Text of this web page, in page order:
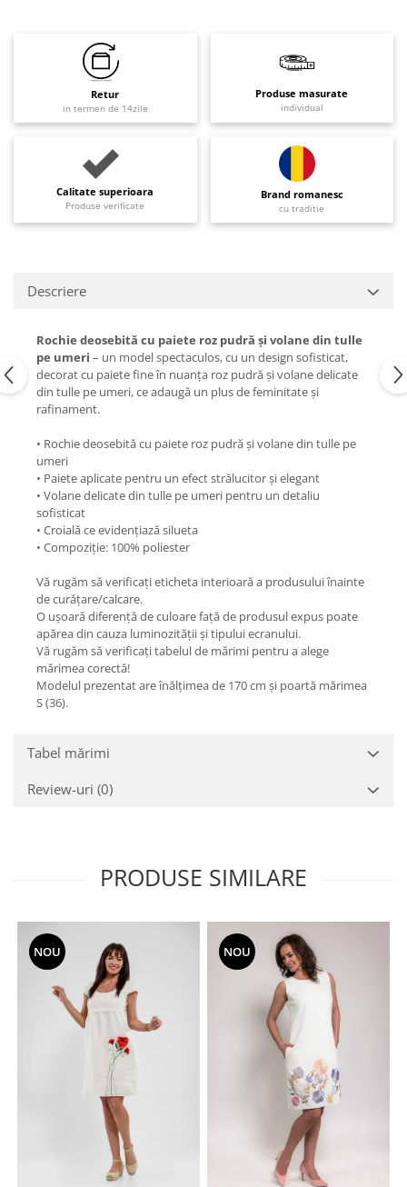
Retur
in termen de 14zile
Produse masurate
individual
Calitate superioara
Produse verificate
Brand romanesc
cu traditie
Descriere
Rochie deosebită cu paiete roz pudră și volane din tulle
pe umeri – un model spectaculos, cu un design sofisticat,
decorat cu paiete fine în nuanța roz pudră și volane delicate
din tulle pe umeri, ce adaugă un plus de feminitate și
rafinament.
• Rochie deosebită cu paiete roz pudră și volane din tulle pe
umeri
• Paiete aplicate pentru un efect strălucitor și elegant
• Volane delicate din tulle pe umeri pentru un detaliu
sofisticat
• Croială ce evidențiază silueta
• Compoziție: 100% poliester
Vă rugăm să verificați eticheta interioară a produsului înainte
de curățare/calcare.
O ușoară diferență de culoare față de produsul expus poate
apărea din cauza luminozității și tipului ecranului.
Vă rugăm să verificați tabelul de mărimi pentru a alege
mărimea corectă!
Modelul prezentat are înălțimea de 170 cm și poartă mărimea
S (36).
Tabel mărimi
Review-uri (0)
PRODUSE SIMILARE
NOU NOU